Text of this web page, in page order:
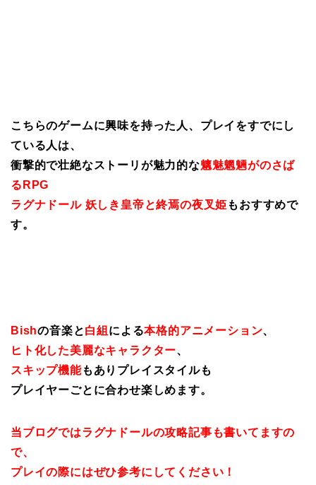
こちらのゲームに興味を持った人、プレイをすでにし
ている人は、
衝撃的で壮絶なストーリが魅力的な魑魅魍魎がのさば
るRPG
ラグナドール 妖しき皇帝と終焉の夜叉姫 もおすすめで
す。
Bishの音楽と白組 による本格的アニメーション、
ヒト化した美麗なキャラクター、
スキップ機能もありプレイスタイルも
プレイヤーごとに合わせ楽しめます。
当ブログではラグナドールの攻略記事も書いてますの
で、
プレイの際にはぜひ参考にしてください！